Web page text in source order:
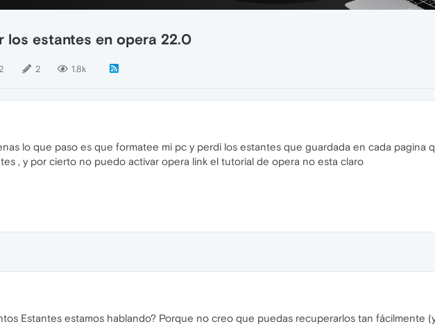
los estantes en opera 22.0
2 1.8k
lo que paso es que formatee mi pc y perdi los estantes que guardada en cada pagina
, y por cierto no puedo activar opera link el tutorial de opera no esta claro
Estantes estamos hablando? Porque no creo que puedas recuperarlos tan fácilmente